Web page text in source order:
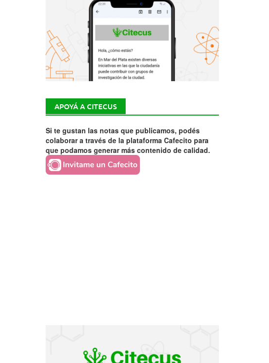
APOYÁ A CITECUS
Si te gustan las notas que publicamos, podés
colaborar a través de la plataforma Cafecito para
que podamos generar más contenido de calidad.